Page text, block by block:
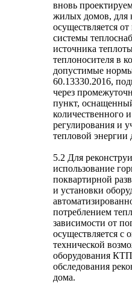
вновь
жилых домов, для
осуществляется
системы
источника
теплоносителя в
допустимые
60.13330.2016,
через
пункт,
количественного
регулирования и
тепловой энергии
5.2 Для
использование
поквартирной
и установки
потреблением
зависимости от
осуществляется с
технической
оборудования КТП
обследования
дома.